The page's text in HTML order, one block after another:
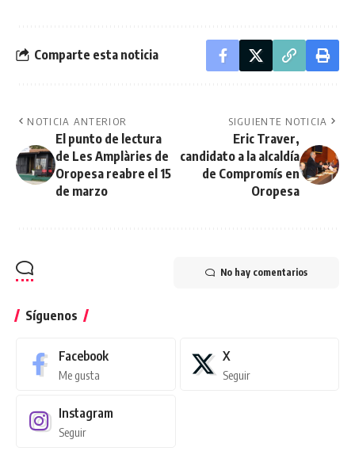
Comparte esta noticia
NOTICIA ANTERIOR
El punto de lectura
de Les Amplàries de
Oropesa reabre el 15
de marzo
SIGUIENTE NOTICIA
Eric Traver,
candidato a la alcaldía
de Compromís en
Oropesa
No hay comentarios
Síguenos
Facebook
Me gusta
X
Seguir
Instagram
Seguir